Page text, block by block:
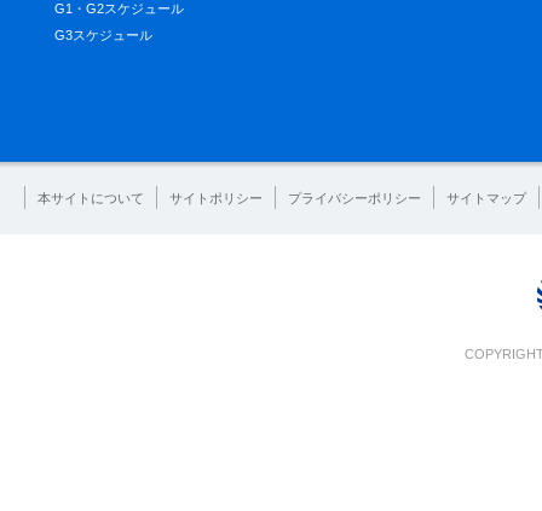
G1・G2スケジュール
G3スケジュール
本サイトについて サイトポリシー プライバシーポリシー サイトマップ